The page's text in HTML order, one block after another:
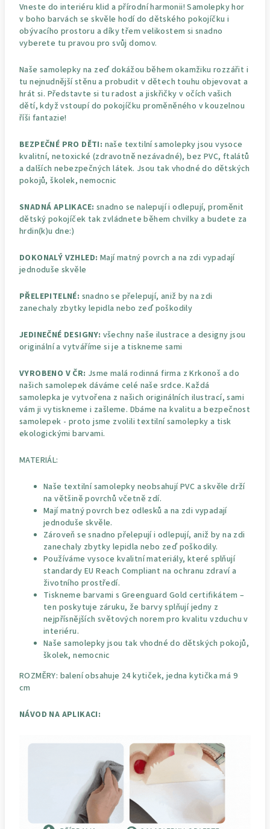
Vneste do interiéru klid a přírodní harmonii! Samolepky hor
v boho barvách se skvěle hodí do dětského pokojíčku i
obývacího prostoru a díky třem velikostem si snadno
vyberete tu pravou pro svůj domov.
Naše samolepky na zeď dokážou během okamžiku rozzářit i
tu nejnudnější stěnu a probudit v dětech touhu objevovat a
hrát si. Představte si tu radost a jiskřičky v očích vašich
dětí, když vstoupí do pokojíčku proměněného v kouzelnou
říši fantazie!
BEZPEČNÉ PRO DĚTI: naše textilní samolepky jsou vysoce
kvalitní, netoxické (zdravotně nezávadné), bez PVC, ftalátů
a dalších nebezpečných látek. Jsou tak vhodné do dětských
pokojů, školek, nemocnic
SNADNÁ APLIKACE: snadno se nalepují i odlepují, proměnit
dětský pokojíček tak zvládnete během chvilky a budete za
hrdin(k)u dne:)
DOKONALÝ VZHLED: Mají matný povrch a na zdi vypadají
jednoduše skvěle
PŘELEPITELNÉ: snadno se přelepují, aniž by na zdi
zanechaly zbytky lepidla nebo zeď poškodily
JEDINEČNÉ DESIGNY: všechny naše ilustrace a designy jsou
originální a vytváříme si je a tiskneme sami
VYROBENO V ČR: Jsme malá rodinná firma z Krkonoš a do
našich samolepek dáváme celé naše srdce. Každá
samolepka je vytvořena z našich originálních ilustrací, sami
vám ji vytiskneme i zašleme. Dbáme na kvalitu a bezpečnost
samolepek - proto jsme zvolili textilní samolepky a tisk
ekologickými barvami.
MATERIÁL:
Naše textilní samolepky neobsahují PVC a skvěle drží
na většině povrchů včetně zdí.
Mají matný povrch bez odlesků a na zdi vypadají
jednoduše skvěle.
Zároveň se snadno přelepují i odlepují, aniž by na zdi
zanechaly zbytky lepidla nebo zeď poškodily.
Používáme vysoce kvalitní materiály, které splňují
standardy EU Reach Compliant na ochranu zdraví a
životního prostředí.
Tiskneme barvami s Greenguard Gold certifikátem –
ten poskytuje záruku, že barvy splňují jedny z
nejpřísnějších světových norem pro kvalitu vzduchu v
interiéru.
Naše samolepky jsou tak vhodné do dětských pokojů,
školek, nemocnic
ROZMĚRY: balení obsahuje 24 kytiček, jedna kytička má 9
cm
NÁVOD NA APLIKACI: